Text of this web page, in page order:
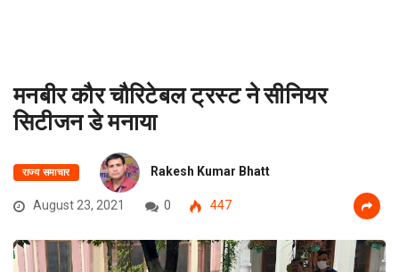
मनबीर कौर चौरिटेबल ट्रस्ट ने सीनियर
सिटीजन डे मनाया
राज्य समाचार Rakesh Kumar Bhatt
August 23, 2021 0 447